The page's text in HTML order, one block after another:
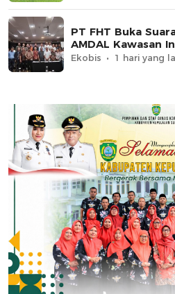
PT FHT Buka
AMDAL Kawasan
Ekobis 1 hari yang